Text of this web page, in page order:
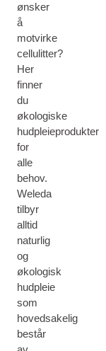
ønsker
å
motvirke
cellulitter?
Her
finner
du
økologiske
hudpleieprodukter
for
alle
behov.
Weleda
tilbyr
alltid
naturlig
og
økologisk
hudpleie
som
hovedsakelig
består